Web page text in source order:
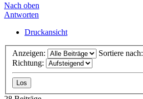
Nach oben
Antworten
Druckansicht
Anzeigen:
Sortiere nach:
Richtung: